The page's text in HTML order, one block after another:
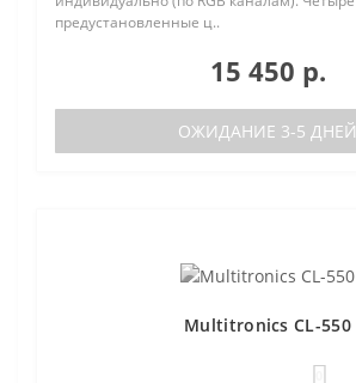
предустановленные ц..
15 450 р.
ОЖИДАНИЕ 3-5 ДНЕЙ
Multitronics CL-550